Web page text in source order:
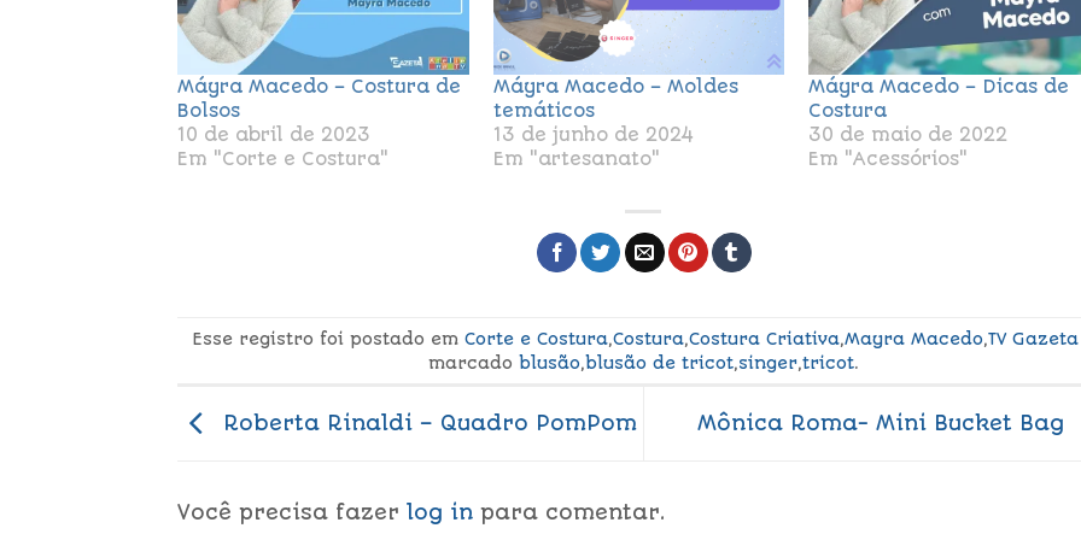
Máyra Macedo – Costura de
Bolsos
10 de abril de 2023
Em "Corte e Costura"
Máyra Macedo – Moldes
temáticos
13 de junho de 2024
Em "artesanato"
Máyra Macedo – Dicas de
Costura
30 de maio de 2022
Em "Acessórios"
Esse registro foi postado em Corte e Costura,Costura,Costura Criativa,Mayra Macedo,TV Gazeta
marcado blusão,blusão de tricot,singer,tricot.
Roberta Rinaldi – Quadro PomPom Mônica Roma- Mini Bucket Bag
Você precisa fazer log in para comentar.